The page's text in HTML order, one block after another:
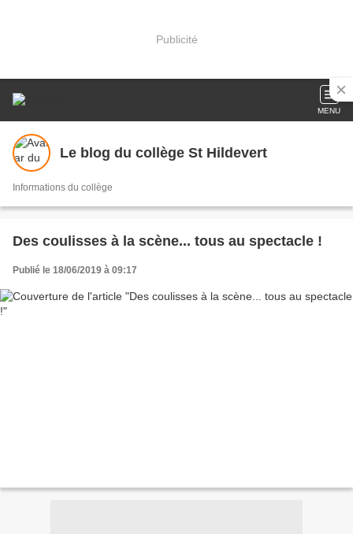
Publicité
MENU
Le blog du collège St Hildevert
Informations du collège
Des coulisses à la scène... tous au spectacle !
Publié le 18/06/2019 à 09:17